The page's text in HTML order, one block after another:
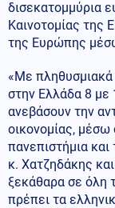
δισεκατομμύρια
Καινοτομίας της
της Ευρώπης
«Με πληθυσμιακά
στην Ελλάδα 8 με
ανεβάσουν την
οικονομίας,
πανεπιστήμια
κ. Χατζηδάκης
ξεκάθαρα σε όλη
πρέπει τα